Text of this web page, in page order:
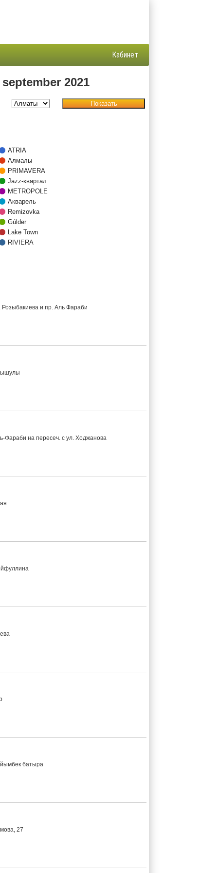
Кабинет
2021
Показать
ATRIA
Алмалы
PRIMAVERA
Jazz-квартал
METROPOLE
Акварель
Remizovka
Gúlder
Lake Town
RIVIERA
и пр. Аль Фараби
Фараби на пересеч. с ул. Ходжанова
батыра
27